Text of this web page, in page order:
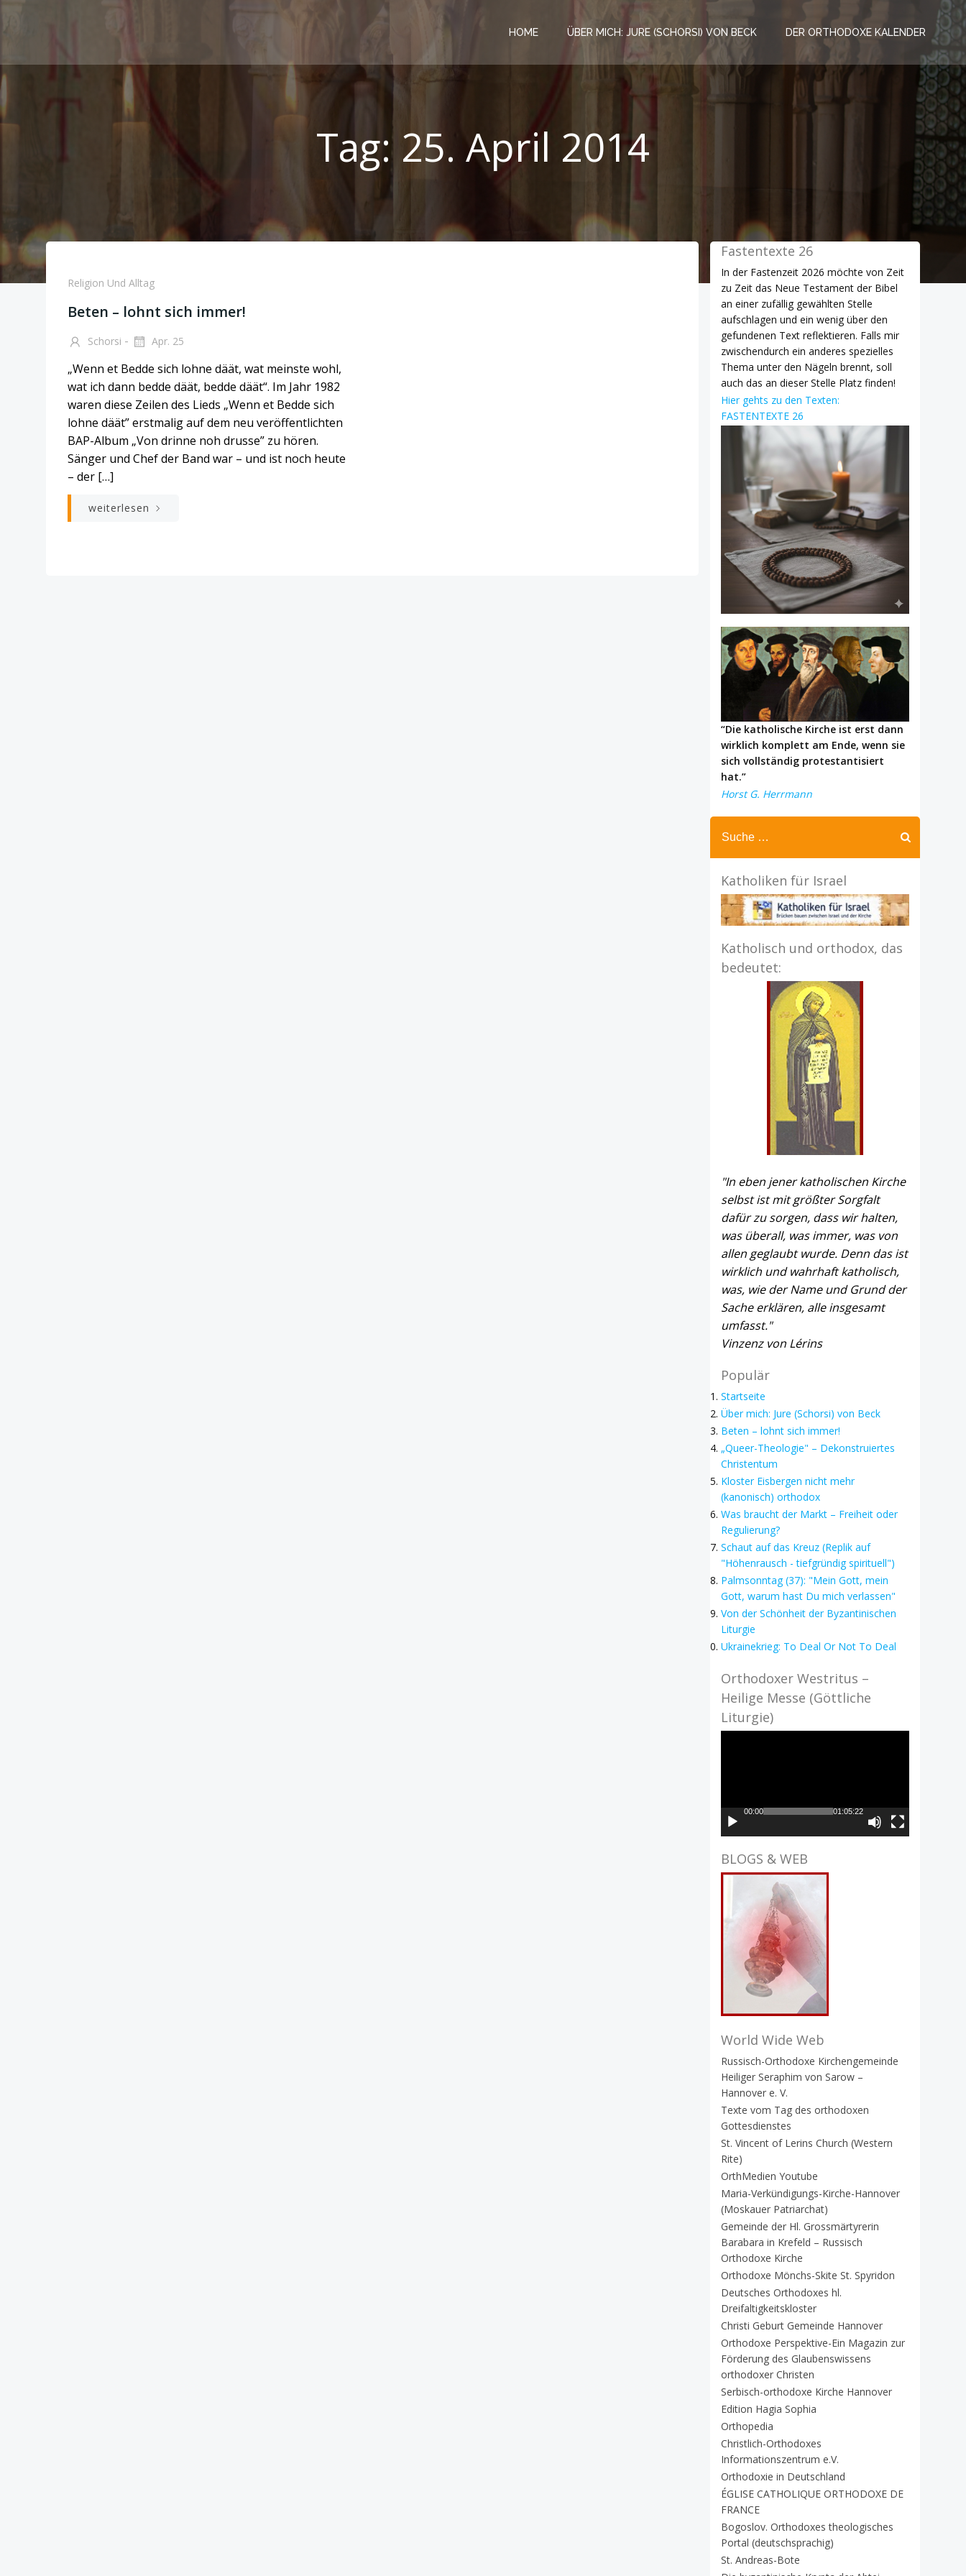
HOME ÜBER MICH: JURE (SCHORSI) VON BECK DER ORTHODOXE KALENDER
Tag:25. April 2014
Religion Und Alltag
Beten – lohnt sich immer!
Schorsi - Apr. 25
„Wenn et Bedde sich lohne däät, wat meinste wohl,
wat ich dann bedde däät, bedde däät“. Im Jahr 1982
waren diese Zeilen des Lieds „Wenn et Bedde sich
lohne däät” erstmalig auf dem neu veröffentlichten
BAP-Album „Von drinne noh drusse” zu hören.
Sänger und Chef der Band war – und ist noch heute
– der […]
weiterlesen
Fastentexte 26
In der Fastenzeit 2026 möchte von Zeit
zu Zeit das Neue Testament der Bibel
an einer zufällig gewählten Stelle
aufschlagen und ein wenig über den
gefundenen Text reflektieren. Falls mir
zwischendurch ein anderes spezielles
Thema unter den Nägeln brennt, soll
auch das an dieser Stelle Platz finden!
Hier gehts zu den Texten:
FASTENTEXTE 26
“Die katholische Kirche ist erst dann
wirklich komplett am Ende, wenn sie
sich vollständig protestantisiert
hat.”
Horst G. Herrmann
Katholiken für Israel
Katholisch und orthodox, das
bedeutet:
"In eben jener katholischen Kirche
selbst ist mit größter Sorgfalt
dafür zu sorgen, dass wir halten,
was überall, was immer, was von
allen geglaubt wurde. Denn das ist
wirklich und wahrhaft katholisch,
was, wie der Name und Grund der
Sache erklären, alle insgesamt
umfasst."
Vinzenz von Lérins
Populär
Startseite
Über mich: Jure (Schorsi) von Beck
Beten – lohnt sich immer!
„Queer-Theologie" – Dekonstruiertes
Christentum
Kloster Eisbergen nicht mehr
(kanonisch) orthodox
Was braucht der Markt – Freiheit oder
Regulierung?
Schaut auf das Kreuz (Replik auf
"Höhenrausch - tiefgründig spirituell")
Palmsonntag (37): "Mein Gott, mein
Gott, warum hast Du mich verlassen"
Von der Schönheit der Byzantinischen
Liturgie
Ukrainekrieg: To Deal Or Not To Deal
Orthodoxer Westritus –
Heilige Messe (Göttliche
Liturgie)
00:00 01:05:22
BLOGS & WEB
World Wide Web
Russisch-Orthodoxe Kirchengemeinde
Heiliger Seraphim von Sarow –
Hannover e. V.
Texte vom Tag des orthodoxen
Gottesdienstes
St. Vincent of Lerins Church (Western
Rite)
OrthMedien Youtube
Maria-Verkündigungs-Kirche-Hannover
(Moskauer Patriarchat)
Gemeinde der Hl. Grossmärtyrerin
Barabara in Krefeld – Russisch
Orthodoxe Kirche
Orthodoxe Mönchs-Skite St. Spyridon
Deutsches Orthodoxes hl.
Dreifaltigkeitskloster
Christi Geburt Gemeinde Hannover
Orthodoxe Perspektive-Ein Magazin zur
Förderung des Glaubenswissens
orthodoxer Christen
Serbisch-orthodoxe Kirche Hannover
Edition Hagia Sophia
Orthopedia
Christlich-Orthodoxes
Informationszentrum e.V.
Orthodoxie in Deutschland
ÉGLISE CATHOLIQUE ORTHODOXE DE
FRANCE
Bogoslov. Orthodoxes theologisches
Portal (deutschsprachig)
St. Andreas-Bote